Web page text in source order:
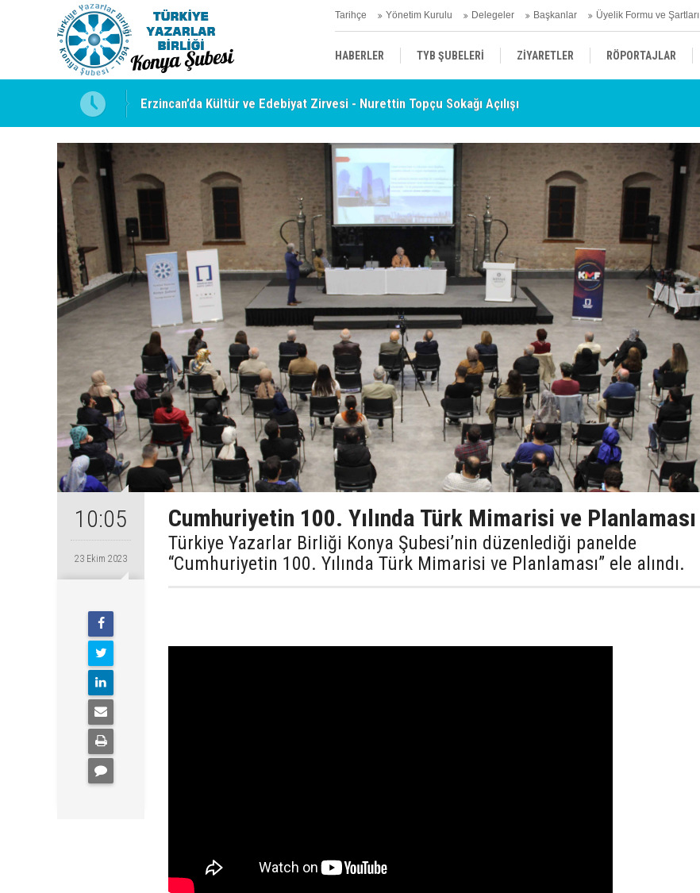
Tarihçe Yönetim Kurulu Delegeler Başkanlar Üyelik Formu ve Şartları
HABERLER TYB ŞUBELERİ ZİYARETLER RÖPORTAJLAR
ÜYELERİMİZDEN HABERLER KENDİNİ ARAYAN ŞEHİR
Erzincan’da Kültür ve Edebiyat Zirvesi - Nurettin Topçu Sokağı Açılışı
10:05
23 Ekim 2023
Cumhuriyetin 100. Yılında Türk Mimarisi ve Planlaması
Türkiye Yazarlar Birliği Konya Şubesi’nin düzenlediği panelde
“Cumhuriyetin 100. Yılında Türk Mimarisi ve Planlaması” ele alındı.